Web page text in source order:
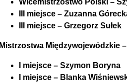
III miejsce – Zuzanna
III miejsce – Grzegorz Sułek
Mistrzostwa Międzywojewódzkie –
I miejsce – Szymon Boryna
I miejsce – Blanka